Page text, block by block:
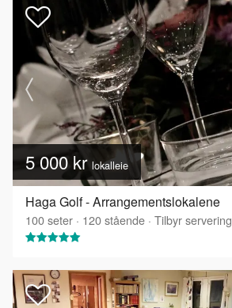
5 000 kr lokalleie
Haga Golf - Arrangementslokalene
100seter · 120stående · Tilbyr servering